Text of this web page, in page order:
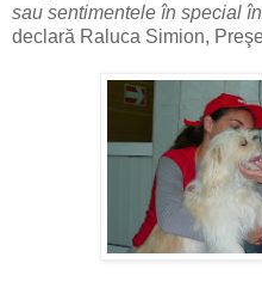
sau sentimentele în special
declară Raluca Simion,